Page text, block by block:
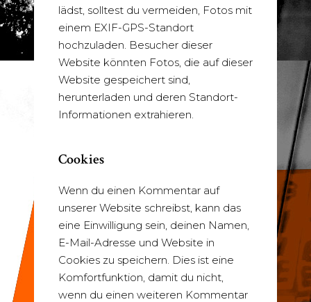
lädst, solltest du vermeiden, Fotos mit
einem EXIF-GPS-Standort
hochzuladen. Besucher dieser
Website könnten Fotos, die auf dieser
Website gespeichert sind,
herunterladen und deren Standort-
Informationen extrahieren.
Cookies
Wenn du einen Kommentar auf
unserer Website schreibst, kann das
eine Einwilligung sein, deinen Namen,
E-Mail-Adresse und Website in
Cookies zu speichern. Dies ist eine
Komfortfunktion, damit du nicht,
wenn du einen weiteren Kommentar